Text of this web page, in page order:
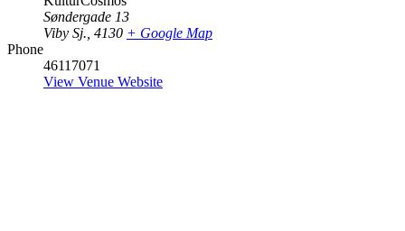
Søndergade 13
Viby Sj. 4130 + Google Map
Phone
46117071
View Venue Website